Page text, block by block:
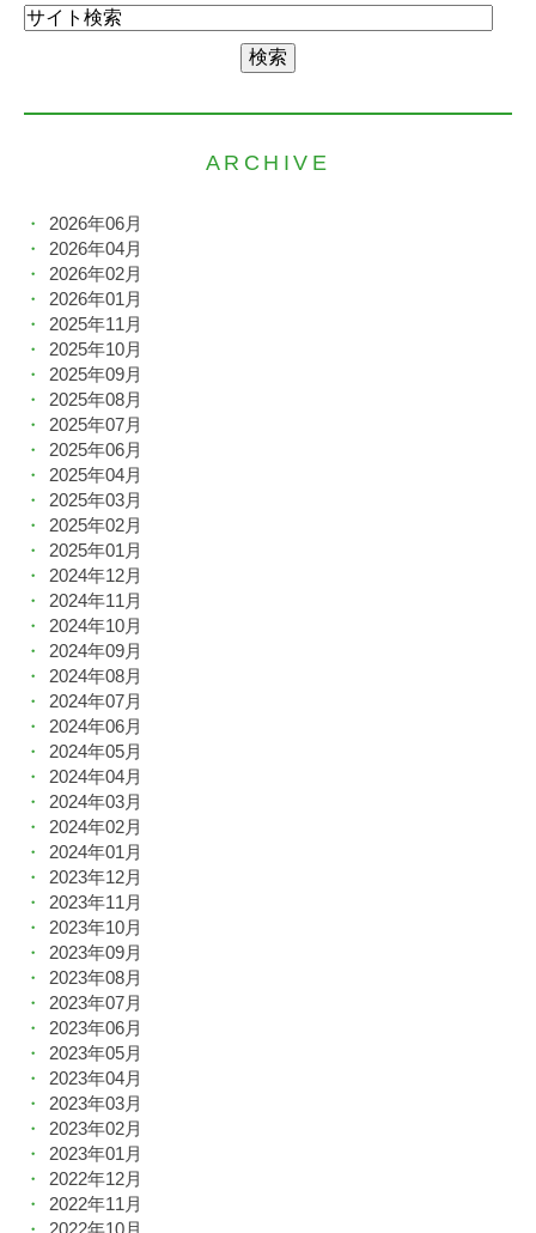
ARCHIVE
2026年06月
2026年04月
2026年02月
2026年01月
2025年11月
2025年10月
2025年09月
2025年08月
2025年07月
2025年06月
2025年04月
2025年03月
2025年02月
2025年01月
2024年12月
2024年11月
2024年10月
2024年09月
2024年08月
2024年07月
2024年06月
2024年05月
2024年04月
2024年03月
2024年02月
2024年01月
2023年12月
2023年11月
2023年10月
2023年09月
2023年08月
2023年07月
2023年06月
2023年05月
2023年04月
2023年03月
2023年02月
2023年01月
2022年12月
2022年11月